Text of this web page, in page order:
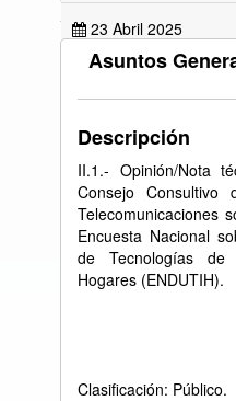
23 Abril 2025
Resolución (PDF)
Resolución (Accesible)
Asuntos
Descripción
II.1.- Opinión/Nota
Consejo Consultivo
Telecomunicaciones
Encuesta Nacional
de Tecnologías
Hogares (ENDUTIH).
Clasificación: Público.